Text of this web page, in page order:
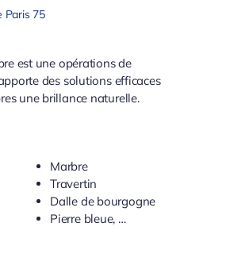
Paris 75
est une opérations de
des solutions efficaces
une brillance naturelle.
Marbre
Travertin
Dalle de bourgogne
Pierre bleue, …